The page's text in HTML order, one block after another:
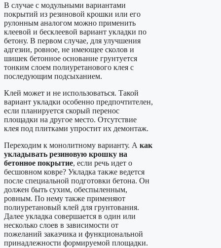
В случае с модульными вариантами
покрытий из резиновой крошки или его
рулонным аналогом можно применить
клеевой и бесклеевой вариант укладки по
бетону. В первом случае, для улучшения
адгезии, ровное, не имеющее сколов и
шишек бетонное основание грунтуется
тонким слоем полиуретанового клея с
последующим подсыханием.
Клей может и не использоваться. Такой
вариант укладки особенно предпочтителен,
если планируется скорый перенос
площадки на другое место. Отсутствие
клея под плитками упростит их демонтаж.
Переходим к монолитному варианту. А как
укладывать резиновую крошку на
бетонное покрытие, если речь идет о
бесшовном ковре? Укладка также ведется
после специальной подготовки бетона. Он
должен быть сухим, обеспыленным,
ровным. По нему также применяют
полиуретановый клей для грунтования.
Далее укладка совершается в один или
несколько слоев в зависимости от
пожеланий заказчика и функциональной
принадлежности формируемой площадки.